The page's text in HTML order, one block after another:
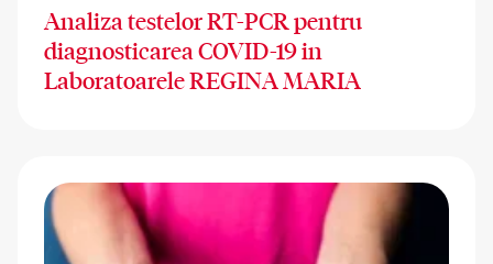
Analiza testelor RT-PCR pentru
diagnosticarea COVID-19 in
Laboratoarele REGINA MARIA